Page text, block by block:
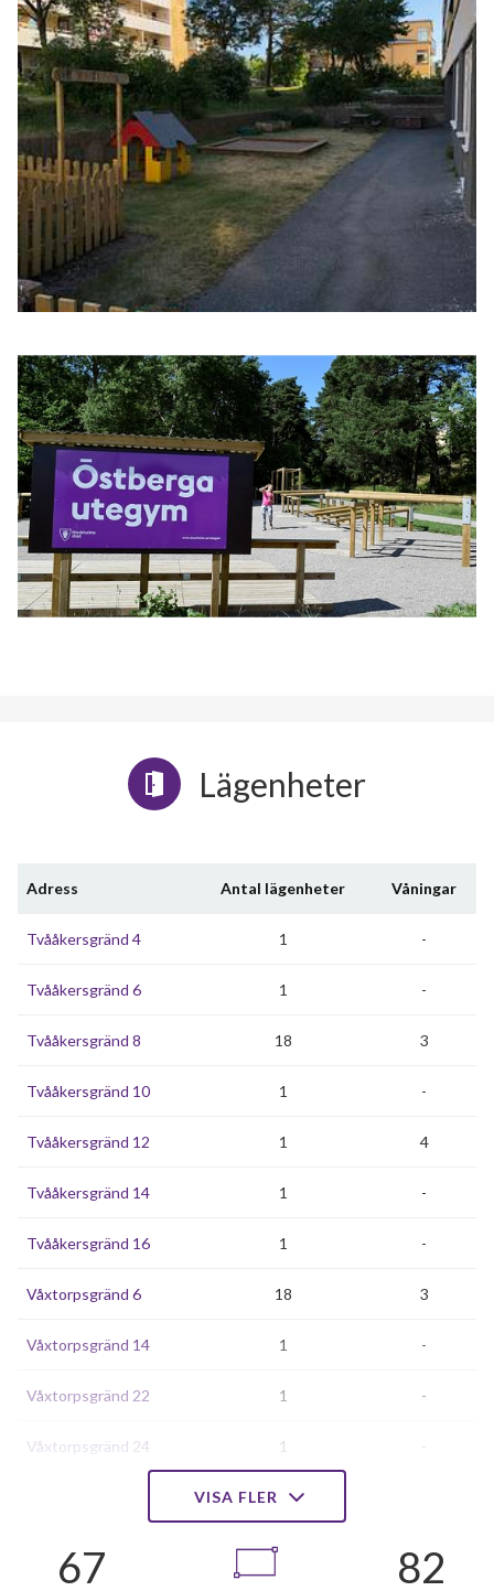
Lägenheter
Adress Antal lägenheter Våningar
Tvååkersgränd 4 1 -
Tvååkersgränd 6 1 -
Tvååkersgränd 8 18 3
Tvååkersgränd 10 1 -
Tvååkersgränd 12 1 4
Tvååkersgränd 14 1 -
Tvååkersgränd 16 1 -
Våxtorpsgränd 6 18 3
Våxtorpsgränd 14 1 -
Våxtorpsgränd 22 1 -
Våxtorpsgränd 24 1 -
18
VISA FLER